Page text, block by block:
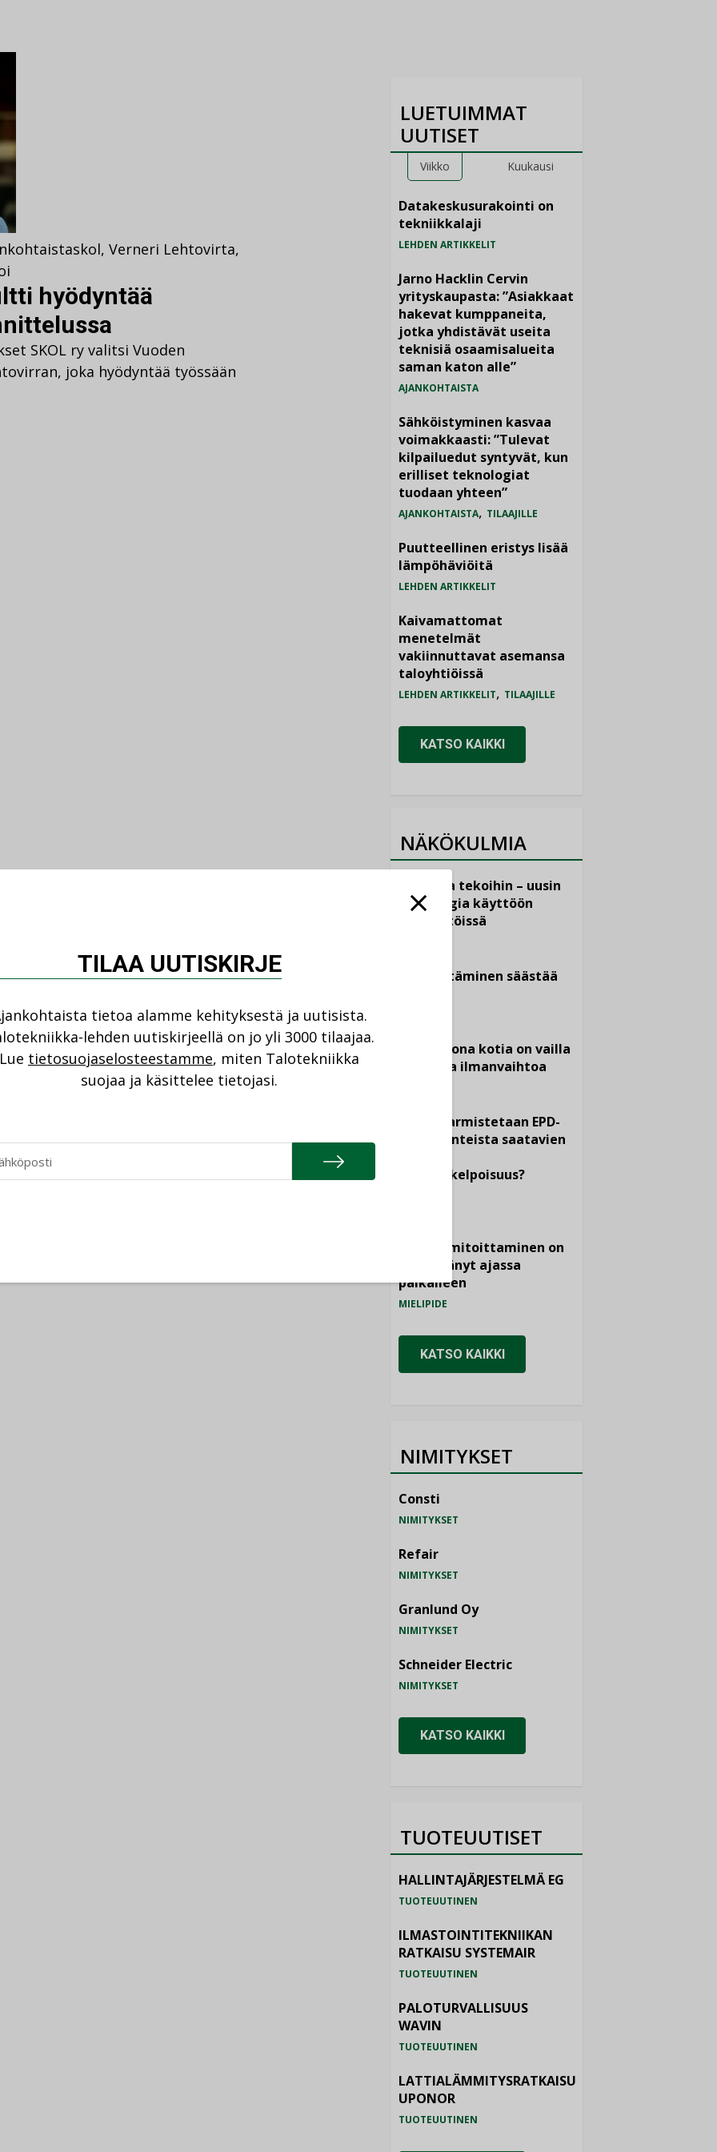
skol, Verneri Lehtovirta,
hyödyntää
SKOL ry valitsi Vuoden
joka hyödyntää työssään
LUETUIMMAT
UUTISET
Viikko Kuukausi
Datakeskusurakointi on
tekniikkalaji
LEHDEN ARTIKKELIT
Jarno Hacklin Cervin
yrityskaupasta: ”Asiakkaat
hakevat kumppaneita,
jotka yhdistävät useita
teknisiä osaamisalueita
saman katon alle”
AJANKOHTAISTA
Sähköistyminen kasvaa
voimakkaasti: ”Tulevat
kilpailuedut syntyvät, kun
erilliset teknologiat
tuodaan yhteen”
AJANKOHTAISTA, TILAAJILLE
Puutteellinen eristys lisää
lämpöhäviöitä
LEHDEN ARTIKKELIT
Kaivamattomat
menetelmät
vakiinnuttavat asemansa
taloyhtiöissä
LEHDEN ARTIKKELIT, TILAAJILLE
KATSO KAIKKI
NÄKÖKULMIA
Puheista tekoihin – uusin
teknologia käyttöön
kiinteistöissä
Sähköistäminen säästää
Yli miljoona kotia on vailla
toimivaa ilmanvaihtoa
Miten varmistetaan EPD-
dokumenteista saatavien
vertailukelpoisuus?
viemärimitoittaminen on
jämähtänyt ajassa
paikalleen
MIELIPIDE
KATSO KAIKKI
NIMITYKSET
Consti
NIMITYKSET
Refair
NIMITYKSET
Granlund Oy
NIMITYKSET
Schneider Electric
NIMITYKSET
KATSO KAIKKI
TUOTEUUTISET
HALLINTAJÄRJESTELMÄ EG
TUOTEUUTINEN
ILMASTOINTITEKNIIKAN
RATKAISU SYSTEMAIR
TUOTEUUTINEN
PALOTURVALLISUUS
WAVIN
TUOTEUUTINEN
LATTIALÄMMITYSRATKAISU
UPONOR
TUOTEUUTINEN
TILAA UUTISKIRJE
tietoa alamme kehityksestä ja uutisista.
lehden uutiskirjeellä on jo yli 3000 tilaajaa.
Lue tietosuojaselosteestamme, miten Talotekniikka
suojaa ja käsittelee tietojasi.